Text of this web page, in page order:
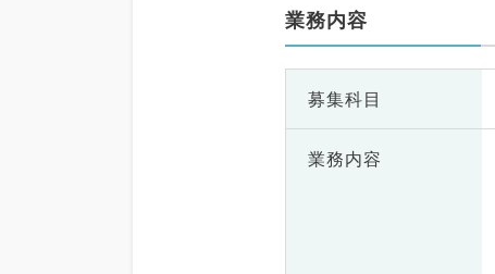
業務内容
募集科目
業務内容